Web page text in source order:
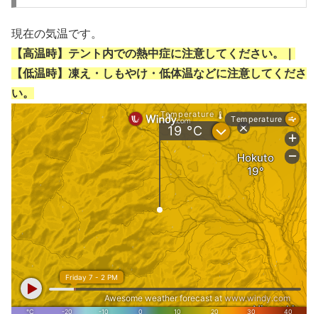
現在の気温です。
【高温時】テント内での熱中症に注意してください。｜
【低温時】凍え・しもやけ・低体温などに注意してくださ
い。